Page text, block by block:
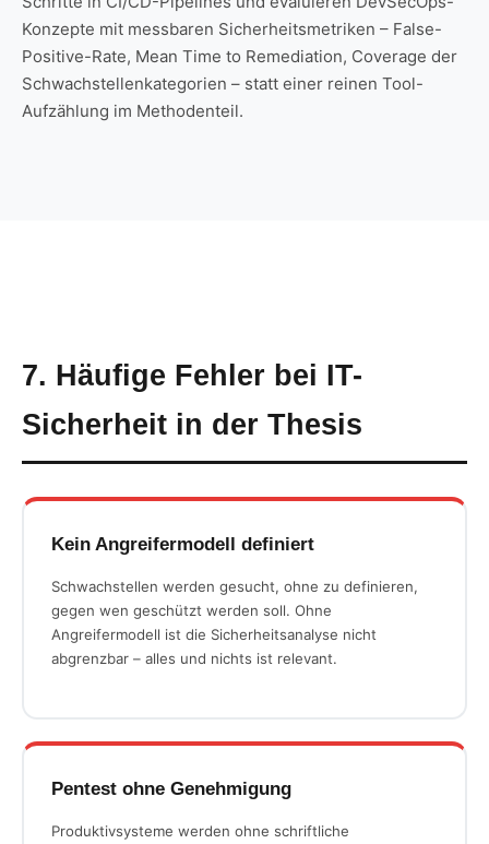
Konzepte mit messbaren Sicherheitsmetriken – False-
Positive-Rate, Mean Time to Remediation, Coverage der
Schwachstellenkategorien – statt einer reinen Tool-
Aufzählung im Methodenteil.
7. Häufige Fehler bei IT-
Sicherheit in der Thesis
Kein Angreifermodell definiert
Schwachstellen werden gesucht, ohne zu definieren,
gegen wen geschützt werden soll. Ohne
Angreifermodell ist die Sicherheitsanalyse nicht
abgrenzbar – alles und nichts ist relevant.
Pentest ohne Genehmigung
Produktivsysteme werden ohne schriftliche